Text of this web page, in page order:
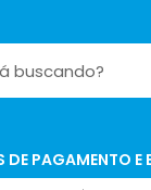
DE PAGAMENTO E